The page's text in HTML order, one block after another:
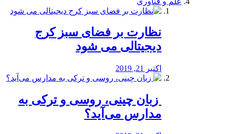
نظارت بر فضای سبز کرج
دیجیتالی می شود
اکتبر 21, 2019
️ زبان چینی، روسی و ترکی به
مدارس می‌آید؟